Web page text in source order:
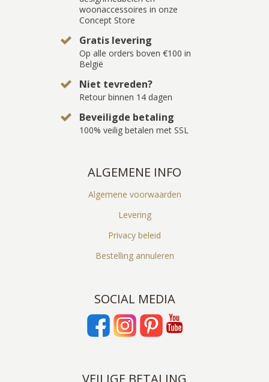
woonaccessoires in onze
Concept Store
Gratis levering
Op alle orders boven €100 in
België
Niet tevreden?
Retour binnen 14 dagen
Beveiligde betaling
100% veilig betalen met SSL
ALGEMENE INFO
Algemene voorwaarden
Levering
Privacy beleid
Bestelling annuleren
SOCIAL MEDIA
VEILIGE BETALING